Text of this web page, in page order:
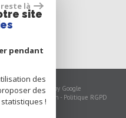
powered by Google
- Liens Admin - Politique RGPD
là
site
pendant
des
des
!